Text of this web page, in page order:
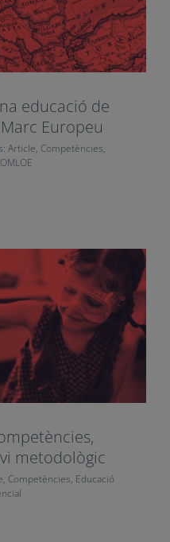
educació de
Europeu
Article, Competències,
metodològic
, Competències, Educació